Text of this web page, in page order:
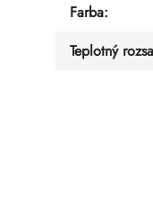
Farba:
Teplotný